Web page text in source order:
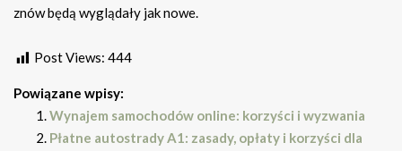
znów będą wyglądały jak nowe.
Post Views: 444
Powiązane wpisy:
Wynajem samochodów online: korzyści i wyzwania
Płatne autostrady A1: zasady, opłaty i korzyści dla